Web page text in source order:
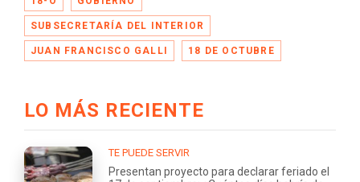
SUBSECRETARÍA DEL INTERIOR
JUAN FRANCISCO GALLI 18 DE OCTUBRE
LO MÁS RECIENTE
TE PUEDE SERVIR
Presentan proyecto para declarar feriado el